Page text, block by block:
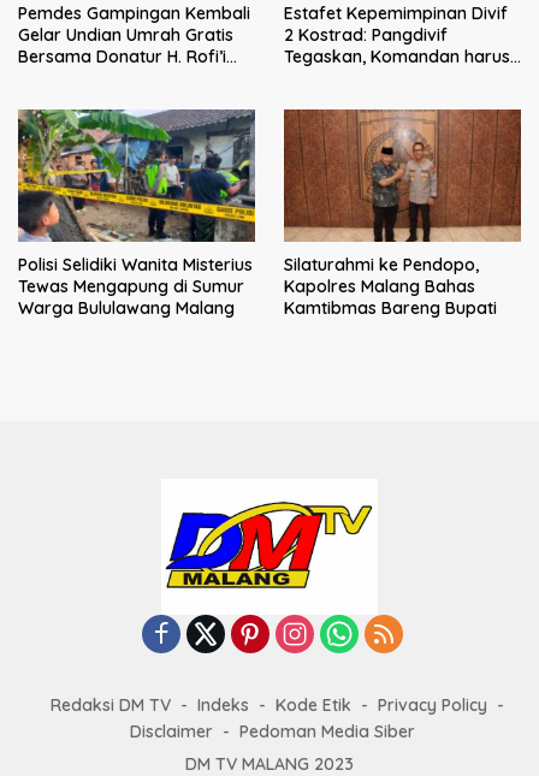
Pemdes Gampingan Kembali
Gelar Undian Umrah Gratis
Bersama Donatur H. Rofi’i
Estafet Kepemimpinan Divif
2 Kostrad: Pangdivif
Tegaskan, Komandan harus
Polisi Selidiki Wanita Misterius
Tewas Mengapung di Sumur
Warga Bululawang Malang
Silaturahmi ke Pendopo,
Kapolres Malang Bahas
Kamtibmas Bareng Bupati
Redaksi DM TV Indeks Kode Etik
Privacy Policy
Disclaimer
Pedoman Media Siber
DM TV MALANG 2023